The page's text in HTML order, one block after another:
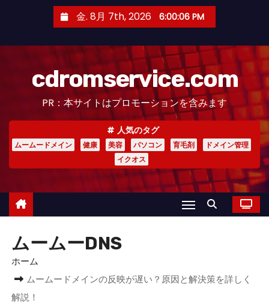
金. 8月 7th, 2026 6:00:07 PM
cdromservice.com
PR：本サイトはプロモーションを含みます
人気のタグ
ムームードメイン 健康 美容 パソコン 育毛剤
ドメイン管理
イクオス
ムームーDNS
ホーム
ムームードメインの反映が遅い？原因と解決策を詳しく
解説！